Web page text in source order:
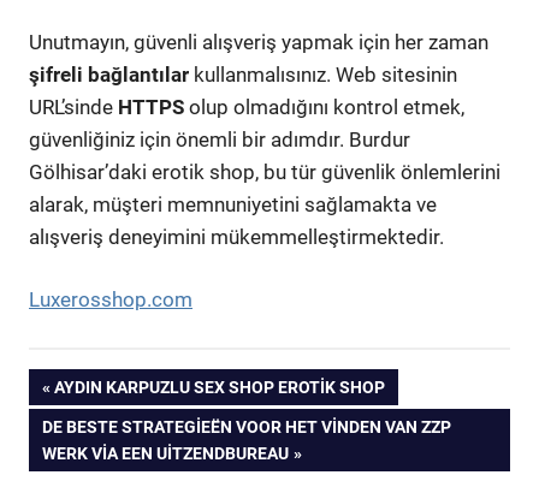
Unutmayın, güvenli alışveriş yapmak için her zaman
şifreli bağlantılar kullanmalısınız. Web sitesinin
URL’sinde HTTPS olup olmadığını kontrol etmek,
güvenliğiniz için önemli bir adımdır. Burdur
Gölhisar’daki erotik shop, bu tür güvenlik önlemlerini
alarak, müşteri memnuniyetini sağlamakta ve
alışveriş deneyimini mükemmelleştirmektedir.
Luxerosshop.com
Yazı
gezinmesi
PREVIOUS
POST:
AYDIN KARPUZLU SEX SHOP EROTIK SHOP
NEXT
POST:
DE BESTE STRATEGIEËN VOOR HET VINDEN VAN ZZP
WERK VIA EEN UITZENDBUREAU